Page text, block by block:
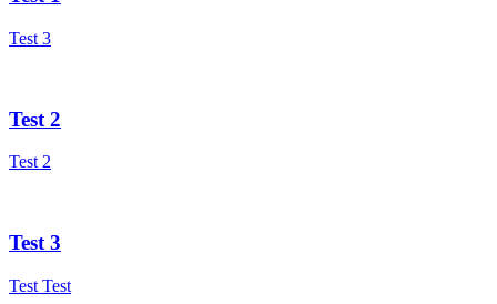
Test 3
Test 2
Test 2
Test 3
Test Test